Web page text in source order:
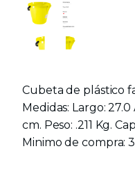
Cubeta de plástico
Medidas: Largo:
cm. Peso: .211 Kg.
Minimo de compra: